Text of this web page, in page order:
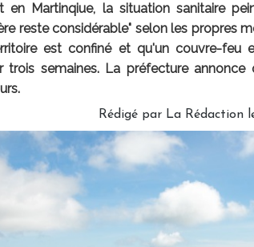
en Martinqiue, la situation sanitaire
reste considérable" selon les propres
est confiné et qu'un couvre-feu
trois semaines. La préfecture
Rédigé par La Rédaction